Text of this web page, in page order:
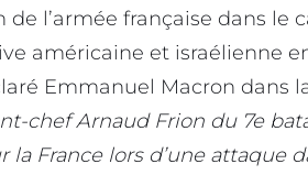
l’armée française dans le
américaine et israélienne
Emmanuel Macron dans
chef Arnaud Frion du 7e
France lors d’une attaque